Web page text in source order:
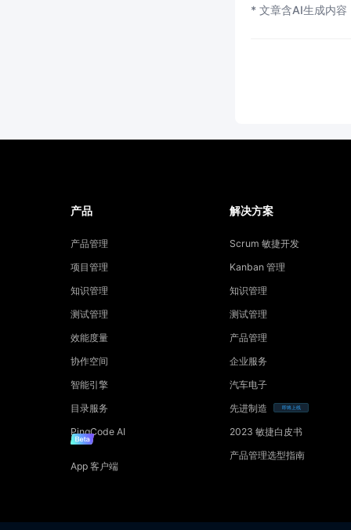
* 文章含AI生成内容
产品
产品管理
项目管理
知识管理
测试管理
效能度量
协作空间
智能引擎
目录服务
PingCode AI
App 客户端
解决方案
Scrum 敏捷开发
Kanban 管理
知识管理
测试管理
产品管理
企业服务
汽车电子
先进制造
即将上线
2023 敏捷白皮书
产品管理选型指南